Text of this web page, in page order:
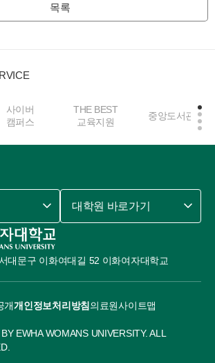
목록
사이버
캠퍼스
THE BEST
교육지원
중앙도서관
개개인정보처리방침의료원사이트맵
대문구 이화여대길 52 이화여자대학교
대학원 바로가기
EWHA WOMANS UNIVERSITY. ALL